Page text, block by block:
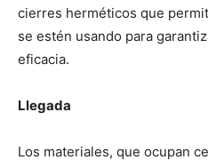
cierres herméticos que
se estén usando para
eficacia.
Llegada
Los materiales, que ocupan